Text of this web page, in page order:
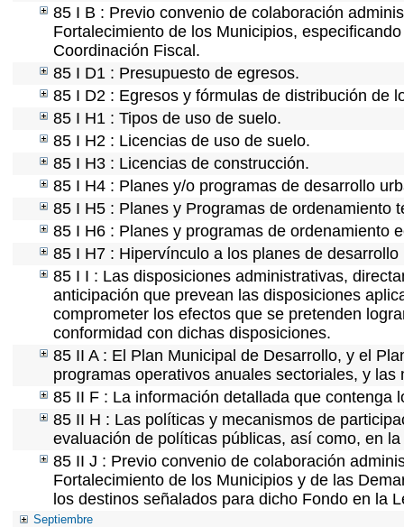
85 I B : Previo convenio de colaboración
Fortalecimiento de los Municipios,
Coordinación Fiscal.
85 I D1 : Presupuesto de egresos.
85 I D2 : Egresos y fórmulas de distribución de
85 I H1 : Tipos de uso de suelo.
85 I H2 : Licencias de uso de suelo.
85 I H3 : Licencias de construcción.
85 I H4 : Planes y/o programas de desarrollo
85 I H5 : Planes y Programas de ordenamiento
85 I H6 : Planes y programas de ordenamiento
85 I H7 : Hipervínculo a los planes de desarrollo
85 I I : Las disposiciones administrativas,
anticipación que prevean las disposiciones
comprometer los efectos que se pretenden
conformidad con dichas disposiciones.
85 II A : El Plan Municipal de Desarrollo, y el
programas operativos anuales sectoriales, y
85 II F : La información detallada que contenga
85 II H : Las políticas y mecanismos de
evaluación de políticas públicas, así como, en
85 II J : Previo convenio de colaboración
Fortalecimiento de los Municipios y de las
los destinos señalados para dicho Fondo en la
Septiembre